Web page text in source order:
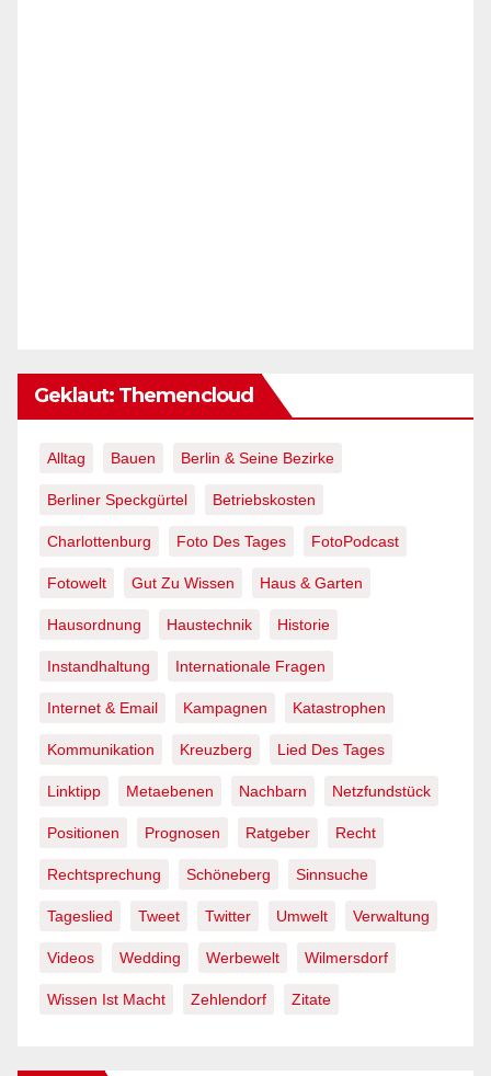
Geklaut: Themencloud
Alltag Bauen Berlin & Seine Bezirke
Berliner Speckgürtel Betriebskosten
Charlottenburg Foto Des Tages FotoPodcast
Fotowelt Gut Zu Wissen Haus & Garten
Hausordnung Haustechnik Historie
Instandhaltung Internationale Fragen
Internet & Email Kampagnen Katastrophen
Kommunikation Kreuzberg Lied Des Tages
Linktipp Metaebenen Nachbarn Netzfundstück
Positionen Prognosen Ratgeber Recht
Rechtsprechung Schöneberg Sinnsuche
Tageslied Tweet Twitter Umwelt Verwaltung
Videos Wedding Werbewelt Wilmersdorf
Wissen Ist Macht Zehlendorf Zitate